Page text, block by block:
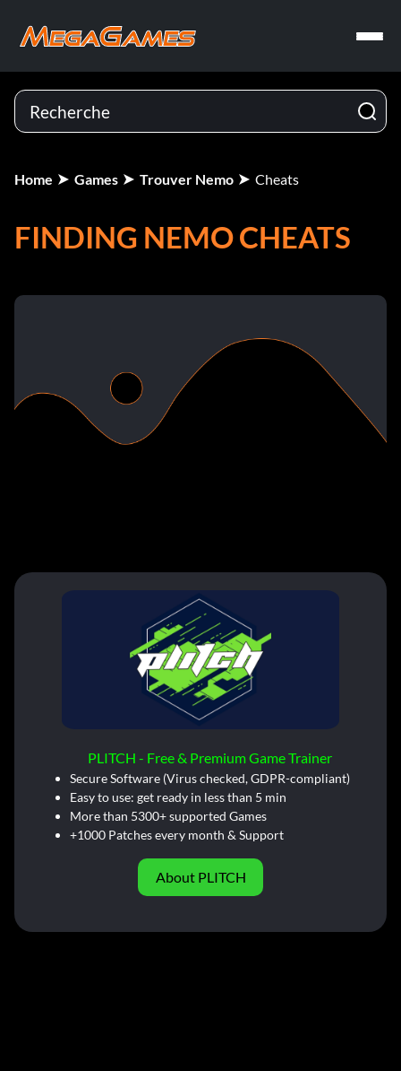
Home Games Trouver Nemo Cheats
FINDING NEMO CHEATS
PLITCH - Free & Premium Game Trainer
Secure Software (Virus checked, GDPR-compliant)
Easy to use: get ready in less than 5 min
More than 5300+ supported Games
+1000 Patches every month & Support
About PLITCH